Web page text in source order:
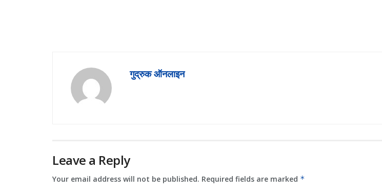
गुद्रुक ऑनलाइन
Leave a Reply
Your email address will not be published. Required fields are marked *